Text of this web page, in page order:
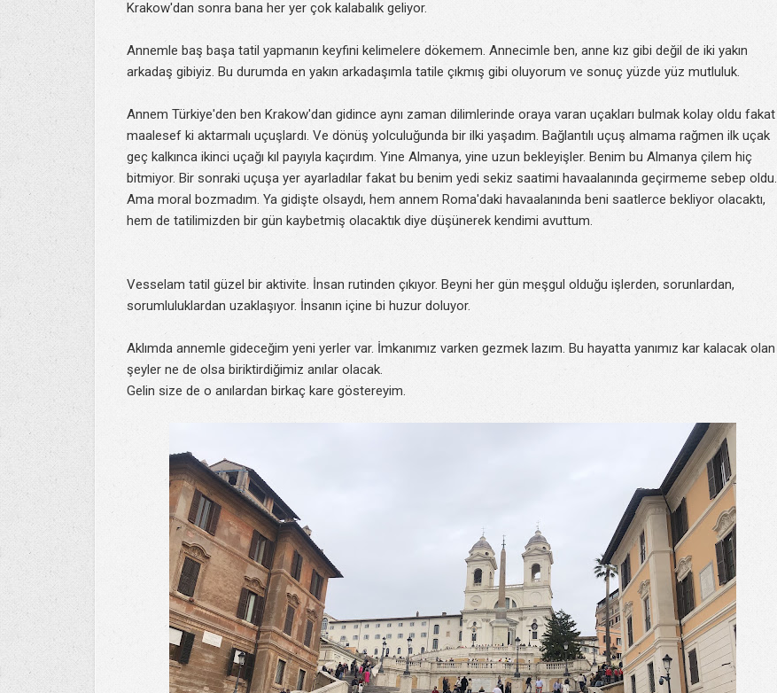
Krakow'dan sonra bana her yer çok kalabalık geliyor.
Annemle baş başa tatil yapmanın keyfini kelimelere dökemem. Annecimle ben, anne kız gibi değil de iki yakın
arkadaş gibiyiz. Bu durumda en yakın arkadaşımla tatile çıkmış gibi oluyorum ve sonuç yüzde yüz mutluluk.
Annem Türkiye'den ben Krakow'dan gidince aynı zaman dilimlerinde oraya varan uçakları bulmak kolay oldu fakat
maalesef ki aktarmalı uçuşlardı. Ve dönüş yolculuğunda bir ilki yaşadım. Bağlantılı uçuş almama rağmen ilk uçak
geç kalkınca ikinci uçağı kıl payıyla kaçırdım. Yine Almanya, yine uzun bekleyişler. Benim bu Almanya çilem hiç
bitmiyor. Bir sonraki uçuşa yer ayarladılar fakat bu benim yedi sekiz saatimi havaalanında geçirmeme sebep oldu.
Ama moral bozmadım. Ya gidişte olsaydı, hem annem Roma'daki havaalanında beni saatlerce bekliyor olacaktı,
hem de tatilimizden bir gün kaybetmiş olacaktık diye düşünerek kendimi avuttum.
Vesselam tatil güzel bir aktivite. İnsan rutinden çıkıyor. Beyni her gün meşgul olduğu işlerden, sorunlardan,
sorumluluklardan uzaklaşıyor. İnsanın içine bi huzur doluyor.
Aklımda annemle gideceğim yeni yerler var. İmkanımız varken gezmek lazım. Bu hayatta yanımız kar kalacak olan
şeyler ne de olsa biriktirdiğimiz anılar olacak.
Gelin size de o anılardan birkaç kare göstereyim.